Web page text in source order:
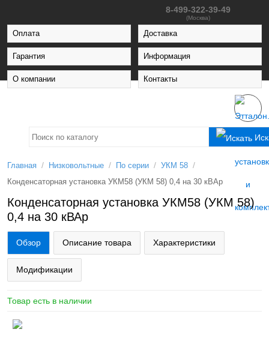
8-499-322-39-49
(Москва)
Оплата Доставка
Гарантия Информация
О компании Контакты
Главная / Низковольтные / По серии / УКМ 58 /
Конденсаторная установка УКМ58 (УКМ 58) 0,4 на 30 кВАр
Конденсаторная установка УКМ58 (УКМ 58)
0,4 на 30 кВАр
Обзор Описание товара Характеристики
Модификации
Товар есть в наличии